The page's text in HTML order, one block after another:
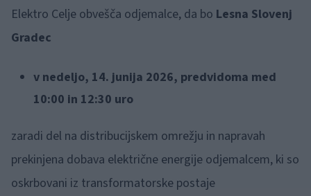
Elektro Celje obvešča odjemalce, da bo Lesna Slovenj
Gradec
v nedeljo, 14. junija 2026, predvidoma med
10:00 in 12:30 uro
zaradi del na distribucijskem omrežju in napravah
prekinjena dobava električne energije odjemalcem, ki so
oskrbovani iz transformatorske postaje